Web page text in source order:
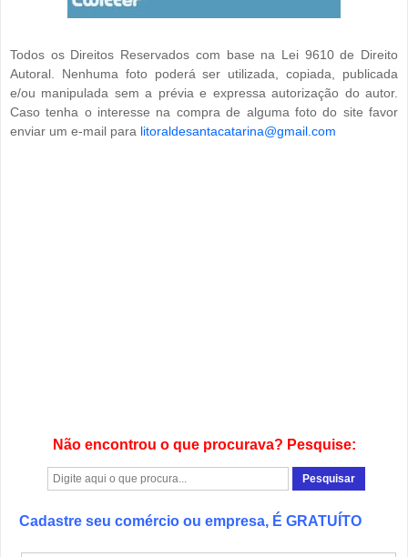
Todos os Direitos Reservados com base na Lei 9610 de Direito
Autoral. Nenhuma foto poderá ser utilizada, copiada, publicada
e/ou manipulada sem a prévia e expressa autorização do autor.
Caso tenha o interesse na compra de alguma foto do site favor
enviar um e-mail para litoraldesantacatarina@gmail.com
Não encontrou o que procurava? Pesquise:
Cadastre seu comércio ou empresa, É GRATUÍTO